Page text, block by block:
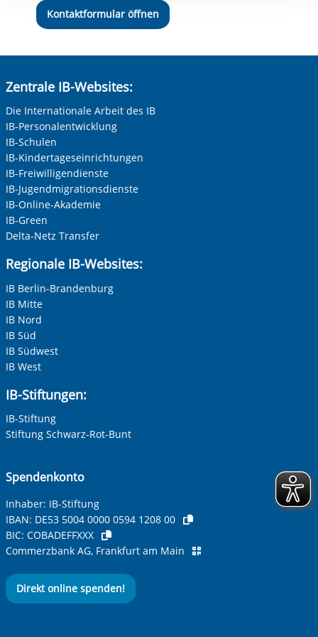
Kontaktformular öffnen
Zentrale IB-Websites:
Die Internationale Arbeit des IB
IB-Personalentwicklung
IB-Schulen
IB-Kindertageseinrichtungen
IB-Freiwilligendienste
IB-Jugendmigrationsdienste
IB-Online-Akademie
IB-Green
Delta-Netz Transfer
Regionale IB-Websites:
IB Berlin-Brandenburg
IB Mitte
IB Nord
IB Süd
IB Südwest
IB West
IB-Stiftungen:
IB-Stiftung
Stiftung Schwarz-Rot-Bunt
Spendenkonto
Inhaber: IB-Stiftung
IBAN: DE53 5004 0000 0594 1208 00
BIC: COBADEFFXXX
Commerzbank AG, Frankfurt am Main
Direkt online spenden!